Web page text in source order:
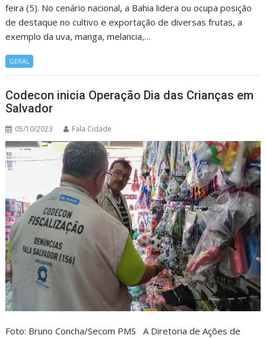
feira (5). No cenário nacional, a Bahia lidera ou ocupa posição
de destaque no cultivo e exportação de diversas frutas, a
exemplo da uva, manga, melancia,…
GERAL
Codecon inicia Operação Dia das Crianças em
Salvador
05/10/2023 Fala Cidade
Foto: Bruno Concha/Secom PMS A Diretoria de Ações de